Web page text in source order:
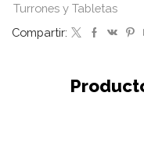
Turrones y Tabletas
Compartir: